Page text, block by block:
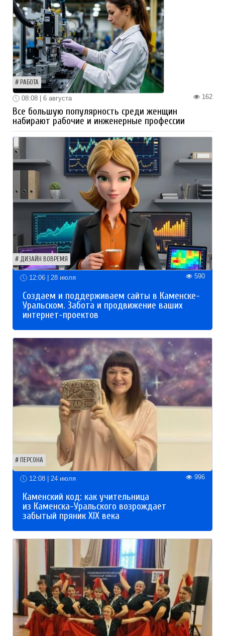
РАБОТА
162
08:08 | 6 августа
Все большую популярность среди женщин
набирают рабочие и инженерные профессии
ДИЗАЙН ВОВРЕМЯ
12:06 | 28 июля 590
Создаем и поддерживаем сайты в Каменске-
Уральском. Забота и продвижение ваших
интернет-проектов
ПЕРСОНА
12:08 | 24 июля 996
Каменский код: как учительница
из Каменска-Уральского возрождает
забытый пряник XIX века